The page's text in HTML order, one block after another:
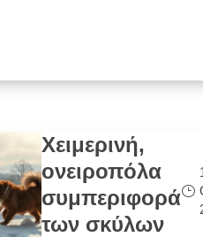
Χειμερινή,
ονειροπόλα
συμπεριφορά
των σκύλων